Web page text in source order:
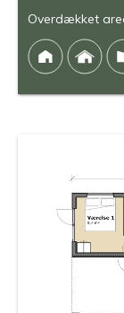
Overdækket